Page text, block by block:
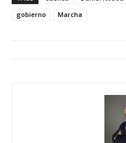
gobierno
Marcha